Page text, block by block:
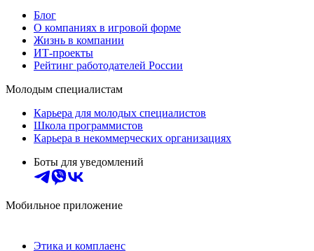
Блог
О компаниях в игровой форме
Жизнь в компании
ИТ-проекты
Рейтинг работодателей России
Молодым специалистам
Карьера для молодых специалистов
Школа программистов
Карьера в некоммерческих организациях
Боты для уведомлений
Мобильное приложение
Этика и комплаенс